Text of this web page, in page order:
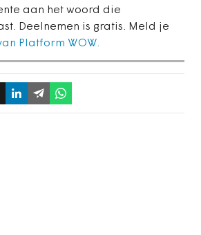
aan het woord die
Deelnemen is gratis. Meld je
Platform WOW.